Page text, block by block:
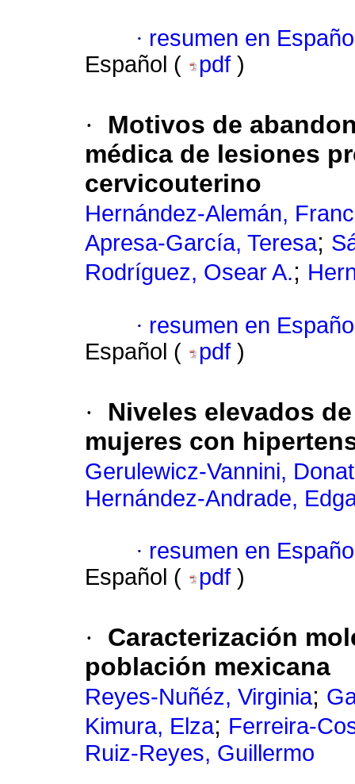
· resumen en
Español (
pdf )
·
Motivos de
médica de lesiones
cervicouterino
Hernández-Alemán,
Apresa-García, Teresa;
Rodríguez, Osear A.;
· resumen en
Español (
pdf )
·
Niveles elevados
mujeres con
Gerulewicz-Vannini,
Hernández-Andrade,
· resumen en
Español (
pdf )
·
Caracterización
población mexicana
Reyes-Nuñéz, Virginia;
Kimura, Elza; Ferreira-
Ruiz-Reyes, Guillermo